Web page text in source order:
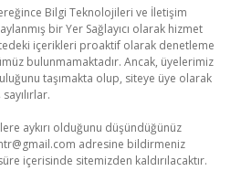
Bilgi Teknolojileri ve İletişim
bir Yer Sağlayıcı olarak hizmet
içerikleri proaktif olarak denetleme
bulunmamaktadır. Ancak, üyelerimiz
taşımakta olup, siteye üye olarak
aykırı olduğunu düşündüğünüz
adresine bildirmeniz
içerisinde sitemizden kaldırılacaktır.